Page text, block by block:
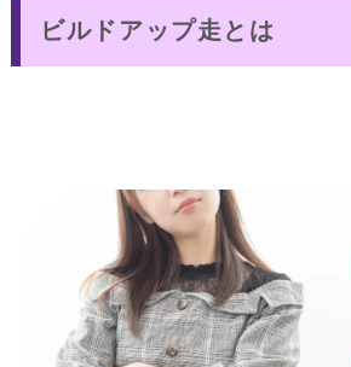
ビルドアップ走とは